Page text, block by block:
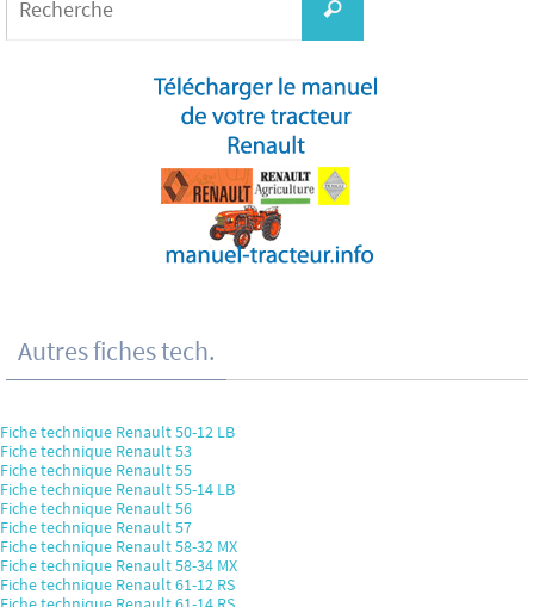
Recherche
Autres fiches tech.
Fiche technique Renault 50-12 LB
Fiche technique Renault 53
Fiche technique Renault 55
Fiche technique Renault 55-14 LB
Fiche technique Renault 56
Fiche technique Renault 57
Fiche technique Renault 58-32 MX
Fiche technique Renault 58-34 MX
Fiche technique Renault 61-12 RS